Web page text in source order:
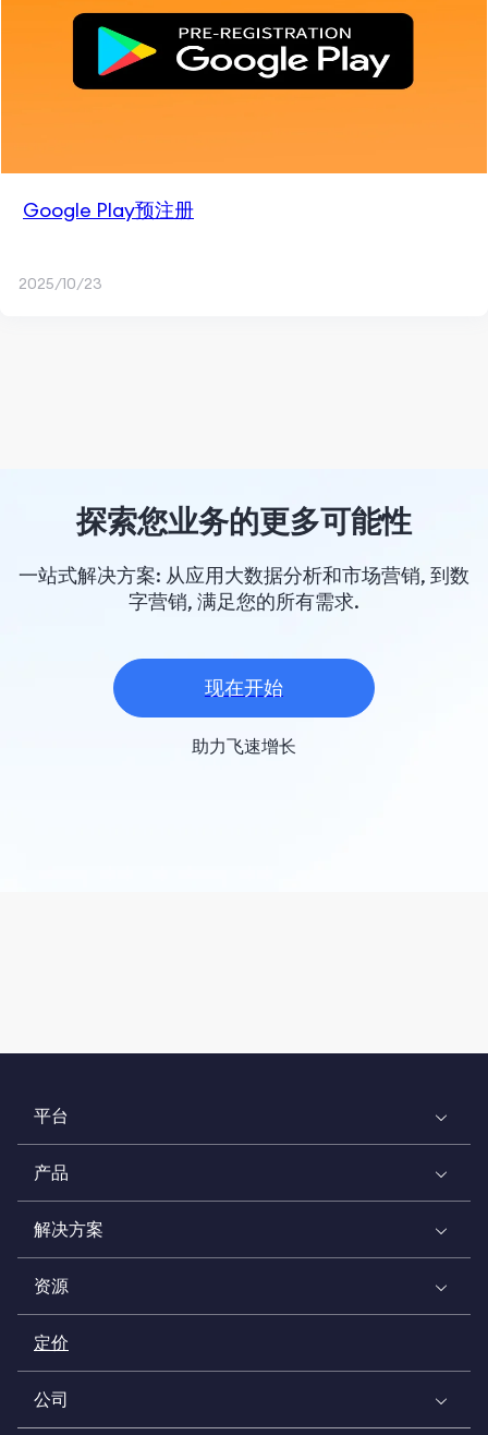
Google Play预注册
2025/10/23
探索您业务的更多可能性
一站式解决方案: 从应用大数据分析和市场营销, 到数
字营销, 满足您的所有需求.
现在开始
助力飞速增长
平台
产品
解决方案
资源
定价
公司